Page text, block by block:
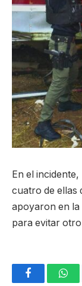
En el
cuatro de ellas
apoyaron en
para evitar
Facebook